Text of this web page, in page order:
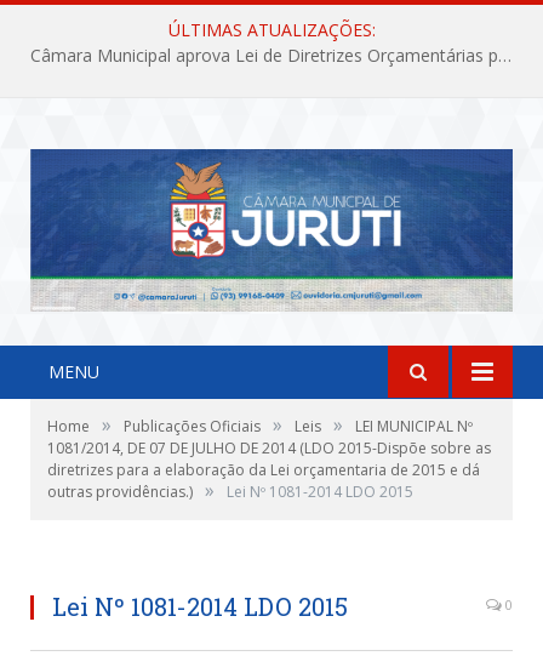
ÚLTIMAS ATUALIZAÇÕES:
Câmara Municipal aprova Lei de Diretrizes Orçamentárias para o exercício financeiro de 2027
MENU
Home » Publicações Oficiais » Leis »
LEI MUNICIPAL Nº
1081/2014, DE 07 DE JULHO DE 2014 (LDO 2015-Dispõe sobre as
diretrizes para a elaboração da Lei orçamentaria de 2015 e dá
outras providências.) » Lei Nº 1081-2014 LDO 2015
Lei Nº 1081-2014 LDO 2015 0